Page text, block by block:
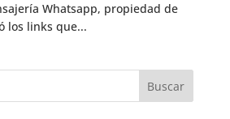
Whatsapp, propiedad de
los links que...